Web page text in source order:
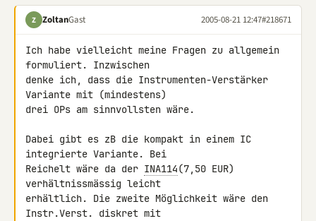
Z ZoltanGast 2005-08-21 12:47#218671
Ich habe vielleicht meine Fragen zu allgemein
formuliert. Inzwischen
denke ich, dass die Instrumenten-Verstärker
Variante mit (mindestens)
drei OPs am sinnvollsten wäre.
Dabei gibt es zB die kompakt in einem IC
integrierte Variante. Bei
Reichelt wäre da der INA114(7,50 EUR)
verhältnissmässig leicht
erhältlich. Die zweite Möglichkeit wäre den
Instr.Verst. diskret mit